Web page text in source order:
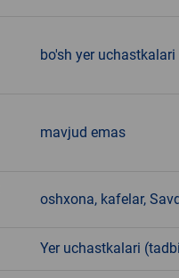
bo'sh yer uchastkalari
mavjud emas
oshxona, kafelar,
Yer uchastkalari